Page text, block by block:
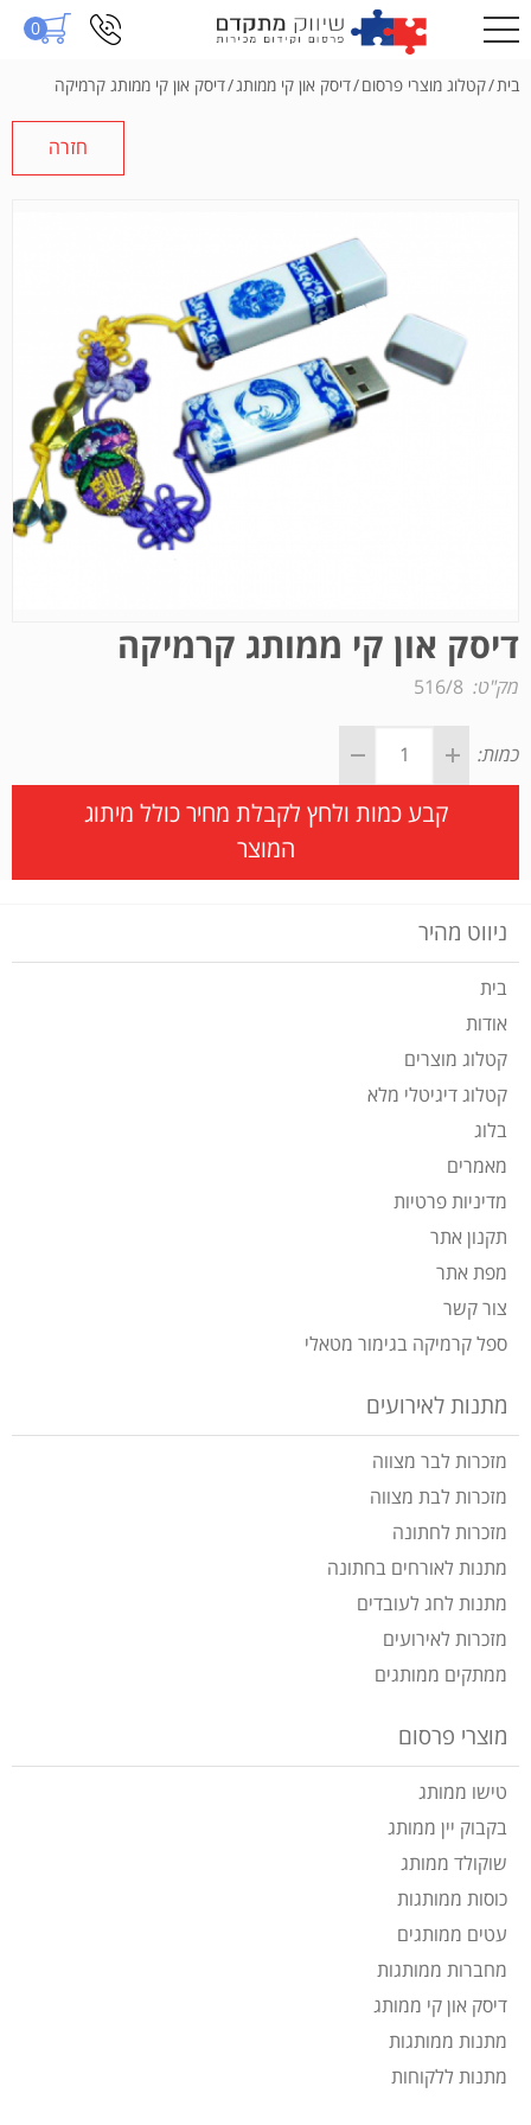
0
בית/קטלוג מוצרי פרסום/דיסק און קי ממותג/דיסק און קי ממותג קרמיקה
חזרה
דיסק און קי ממותג קרמיקה
מק"ט:
כמות:
קבע כמות ולחץ לקבלת מחיר כולל מיתוג
המוצר
ניווט מהיר
בית
אודות
קטלוג מוצרים
קטלוג דיגיטלי מלא
בלוג
מאמרים
מדיניות פרטיות
תקנון אתר
מפת אתר
צור קשר
ספל קרמיקה בגימור מטאלי
מתנות לאירועים
מזכרות לבר מצווה
מזכרות לבת מצווה
מזכרות לחתונה
מתנות לאורחים בחתונה
מתנות לחג לעובדים
מזכרות לאירועים
ממתקים ממותגים
מוצרי פרסום
טישו ממותג
בקבוק יין ממותג
שוקולד ממותג
כוסות ממותגות
עטים ממותגים
מחברות ממותגות
דיסק און קי ממותג
מתנות ממותגות
מתנות ללקוחות